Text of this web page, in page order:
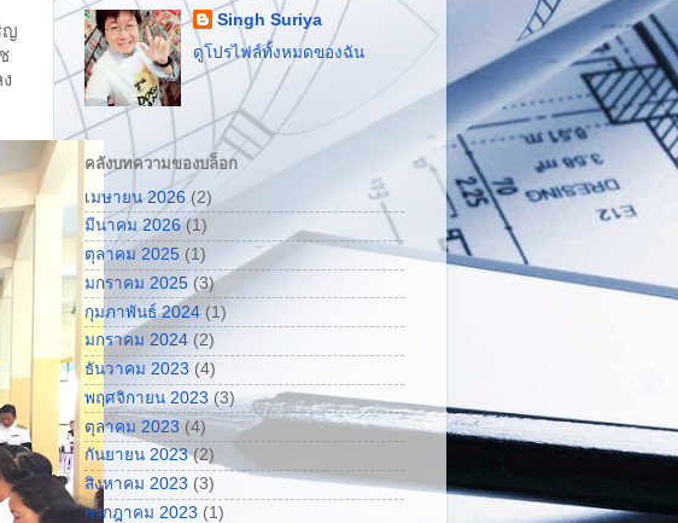
ญ
Singh Suriya
ดูโปรไฟล์ทั้งหมดของฉัน
คลังบทความของบล็อก
เมษายน 2026 (2)
มีนาคม 2026 (1)
ตุลาคม 2025 (1)
มกราคม 2025 (3)
กุมภาพันธ์ 2024 (1)
มกราคม 2024 (2)
ธันวาคม 2023 (4)
พฤศจิกายน 2023 (3)
ตุลาคม 2023 (4)
กันยายน 2023(2)
สิงหาคม 2023 (3)
กรกฎาคม 2023 (1)